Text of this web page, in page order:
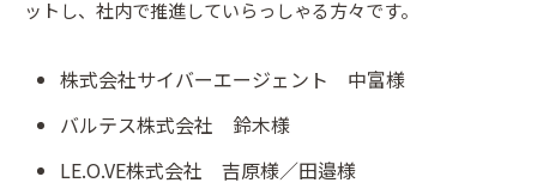
ットし、社内で推進していらっしゃる方々です。
株式会社サイバーエージェント 中富様
バルテス株式会社 鈴木様
LE.O.VE株式会社 吉原様／田邉様